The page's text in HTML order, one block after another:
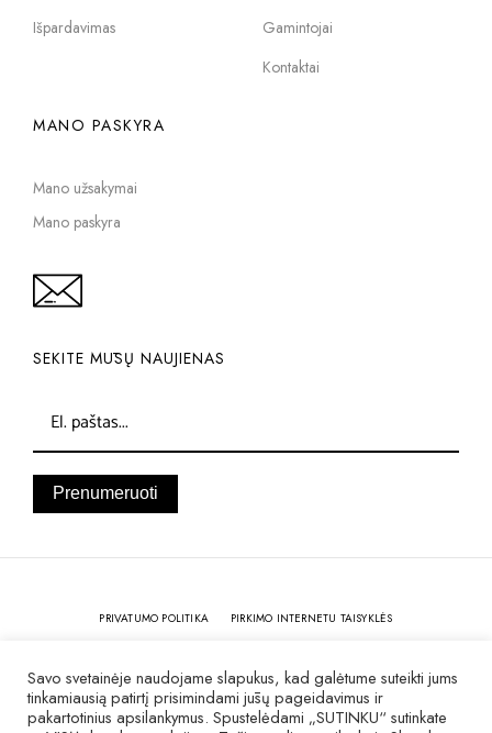
Išpardavimas
Gamintojai
Kontaktai
MANO PASKYRA
Mano užsakymai
Mano paskyra
SEKITE MŪSŲ NAUJIENAS
Prenumeruoti
© 2007 – 2025 Visos teisės saugomos
PRIVATUMO POLITIKA
PIRKIMO INTERNETU TAISYKLĖS
Savo svetainėje naudojame slapukus, kad galėtume suteikti jums
tinkamiausią patirtį prisimindami jūsų pageidavimus ir
pakartotinius apsilankymus. Spustelėdami „SUTINKU“ sutinkate